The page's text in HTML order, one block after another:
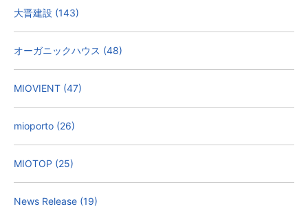
大晋建設 (143)
オーガニックハウス (48)
MIOVIENT (47)
mioporto (26)
MIOTOP (25)
News Release (19)